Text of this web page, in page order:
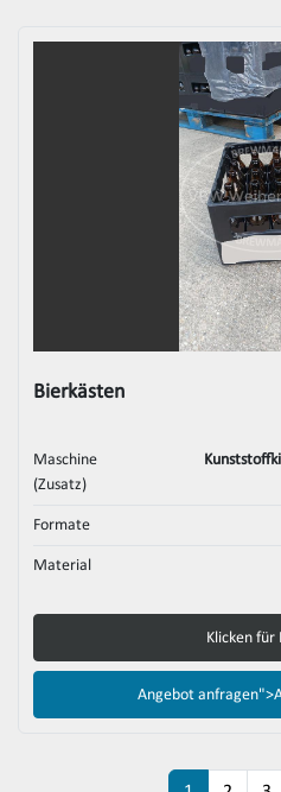
Bierkästen
Maschine
(Zusatz)
Formate
Material
Klicken für
Angebot anfragen">